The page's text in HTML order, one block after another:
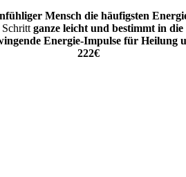
Mensch die häufigsten
ganze leicht und bestimmt in
Energie-Impulse für Heilung
222€